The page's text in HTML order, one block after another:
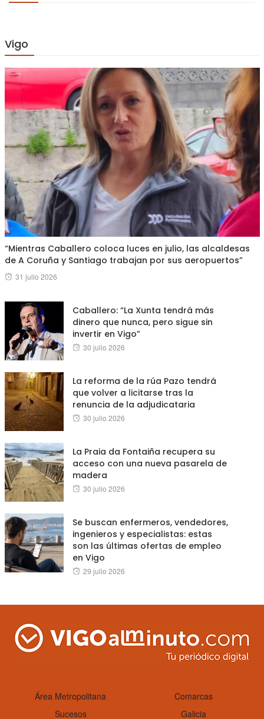
Vigo
“Mientras Caballero coloca luces en julio, las alcaldesas
de A Coruña y Santiago trabajan por sus aeropuertos”
Posted
31 julio 2026
Caballero: “La Xunta tendrá más
dinero que nunca, pero sigue sin
invertir en Vigo”
Posted
30 julio 2026
La reforma de la rúa Pazo tendrá
que volver a licitarse tras la
renuncia de la adjudicataria
Posted
30 julio 2026
La Praia da Fontaiña recupera su
acceso con una nueva pasarela de
madera
Posted
30 julio 2026
Se buscan enfermeros, vendedores,
ingenieros y especialistas: estas
son las últimas ofertas de empleo
en Vigo
Posted
29 julio 2026
Área Metropolitana
Comarcas
Sucesos
Galicia